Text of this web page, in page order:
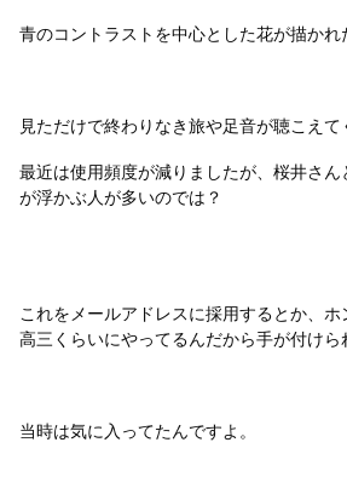
青のコントラストを中心とした花が描かれ
見ただけで終わりなき旅や足音が聴こえて
最近は使用頻度が減りましたが、桜井さ
が浮かぶ人が多いのでは？
これをメールアドレスに採用するとか、
高三くらいにやってるんだから手が付けら
当時は気に入ってたんですよ。